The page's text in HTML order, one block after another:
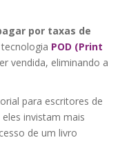
por taxas de
POD (Print
vendida, eliminando a
para escritores de
invistam mais
de um livro